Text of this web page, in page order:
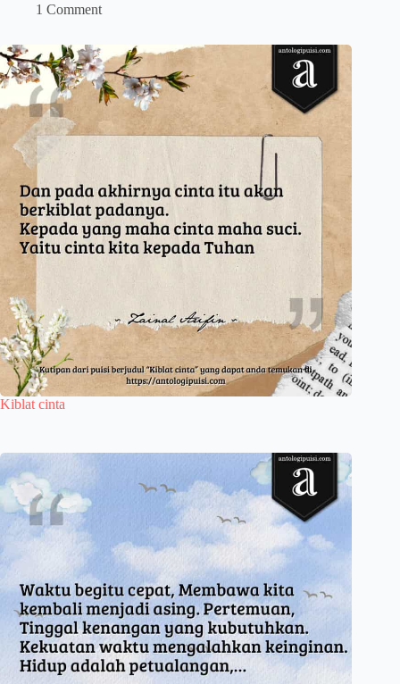
1 Comment
Kiblat cinta